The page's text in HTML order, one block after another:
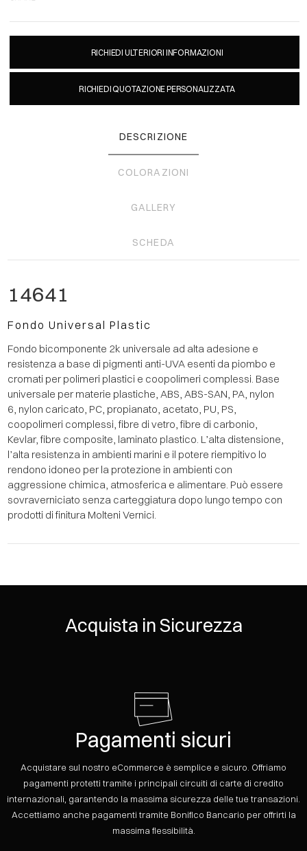
RICHIEDI ULTERIORI INFORMAZIONI
RICHIEDI QUOTAZIONE PERSONALIZZATA
DESCRIZIONE
COLORAZIONI
GALLERY
SCHEDA
14641
Fondo Universal Plastic
Fondo bicomponente 2k universale ad alta adesione e
resistenza a base di pigmenti anti-UVA esenti da piombo e
cromati per polimeri plastici e coopolimeri complessi. Base
universale per materie plastiche, ABS, ABS-SAN, PA, nylon
6, nylon caricato, PC, propianato, acetato, PU, PS,
coopolimeri complessi, fibre di vetro, fibre di carbonio,
Kevlar, fibre composite, laminato plastico. L’alta distensione,
l’alta resistenza in ambienti marini e il potere riempitivo lo
rendono idoneo per la protezione in ambienti con
aggressione chimica, atmosferica e alimentare. Può essere
sovraverniciato senza carteggiatura dopo lungo tempo con
prodotti di finitura Molteni Vernici.
Acquista in Sicurezza
Pagamenti sicuri
Acquistare sul nostro eCommerce è semplice e sicuro. Offriamo
pagamenti protetti tramite i principali circuiti di carte di credito
internazionali, garantendo la massima sicurezza delle tue transazioni.
Accettiamo anche pagamenti tramite Bonifico Bancario per offrirti la
massima flessibilità.